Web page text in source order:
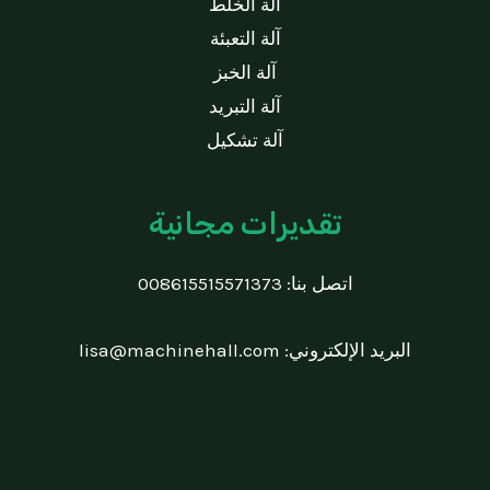
آلة الخلط
آلة التعبئة
آلة الخبز
آلة التبريد
آلة تشكيل
تقديرات مجانية
اتصل بنا: 008615515571373
البريد الإلكتروني: lisa@machinehall.com